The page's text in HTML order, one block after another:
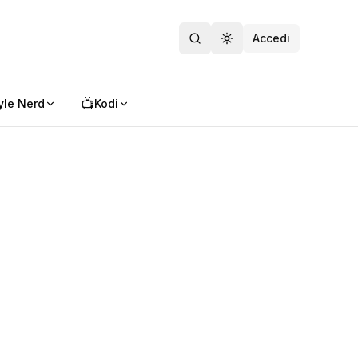
Toggle theme
Accedi
Nerd 📺Kodi